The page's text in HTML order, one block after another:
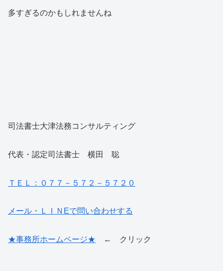
多すぎるのかもしれませんね
司法書士大津法務コンサルティング
代表・認定司法書士 横田 聡
ＴＥＬ：０７７－５７２－５７２０
メール・ＬＩＮEで問い合わせする
★事務所ホームページ★ ← クリック